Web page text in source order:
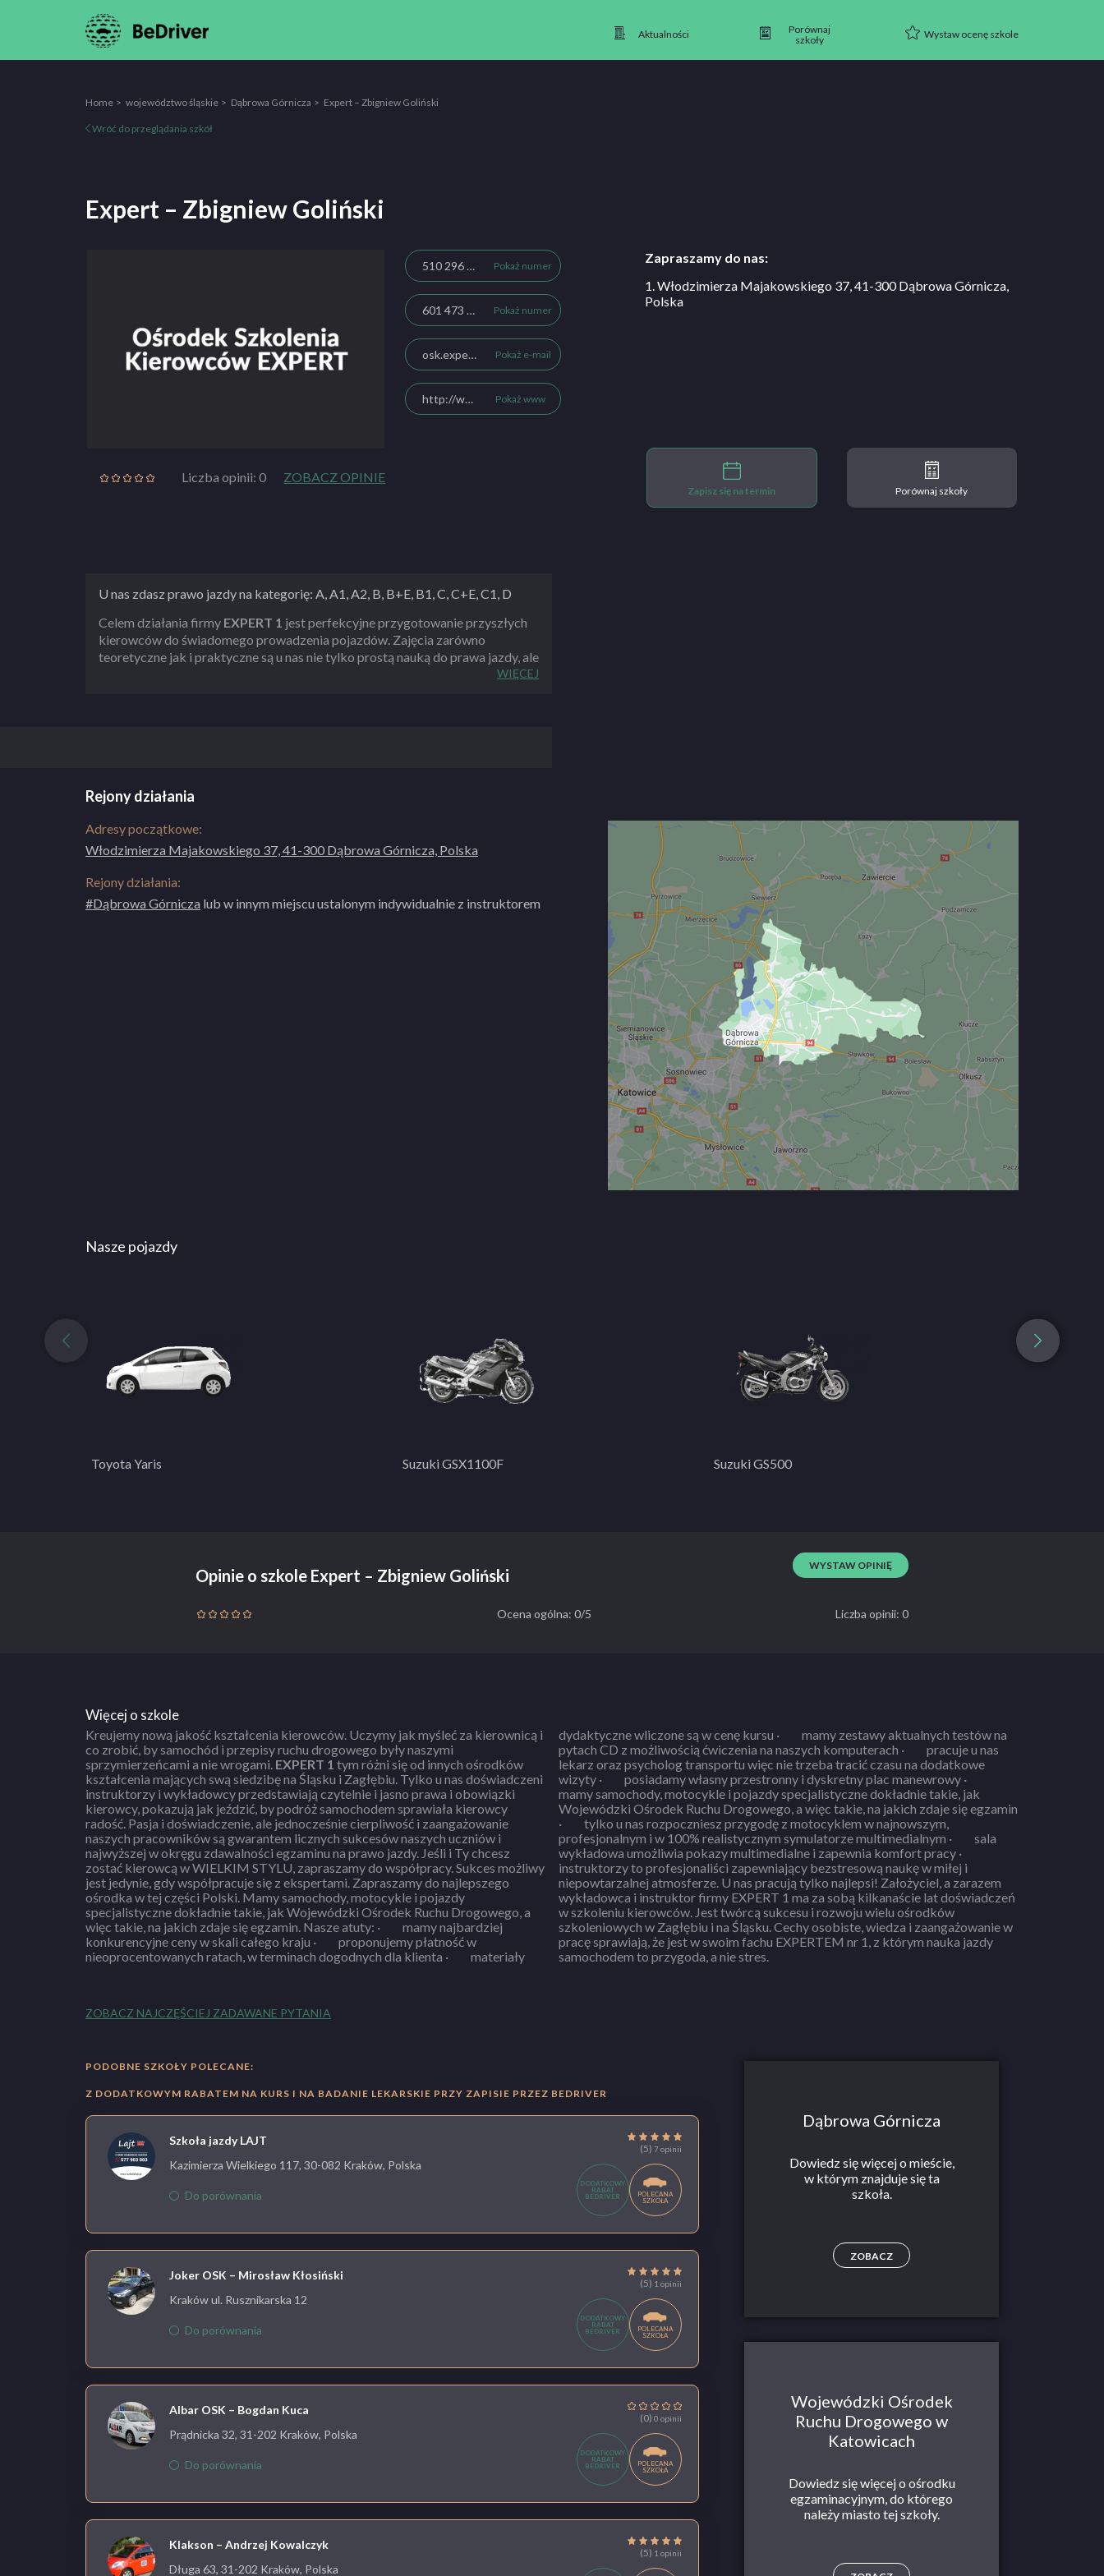
Aktualności
Porównaj
szkoły
Wystaw ocenę szkole
Home województwo śląskie Dąbrowa Górnicza Expert – Zbigniew Goliński
Wróć do przeglądania szkół
Expert – Zbigniew Goliński
Liczba opinii: 0 ZOBACZ OPINIE
510 296 868 Pokaż numer
601 473 559 Pokaż numer
osk.expert1@poczta.fm Pokaż e-mail
http://www.expert1.pl Pokaż www
Zapraszamy do nas:
1. Włodzimierza Majakowskiego 37, 41-300 Dąbrowa Górnicza,
Polska
Zapisz się na termin Porównaj szkoły
U nas zdasz prawo jazdy na kategorię: A, A1, A2, B, B+E, B1, C, C+E, C1, D
Celem działania firmy EXPERT 1 jest perfekcyjne przygotowanie przyszłych
kierowców do świadomego prowadzenia pojazdów. Zajęcia zarówno
teoretyczne jak i praktyczne są u nas nie tylko prostą nauką do prawa jazdy, ale
przede wszystkim drogą do pasji, jaką może być prowadzenie pojazdu. Każdy
WIĘCEJ
Rejony działania
Adresy początkowe:
Włodzimierza Majakowskiego 37, 41-300 Dąbrowa Górnicza, Polska
Rejony działania:
#Dąbrowa Górnicza lub w innym miejscu ustalonym indywidualnie z instruktorem
Nasze pojazdy
Toyota Yaris Suzuki GSX1100F Suzuki GS500
Opinie o szkole Expert – Zbigniew Goliński
WYSTAW OPINIĘ
Ocena ogólna: 0/5 Liczba opinii: 0
Więcej o szkole
Kreujemy nową jakość kształcenia kierowców. Uczymy jak myśleć za kierownicą i
co zrobić, by samochód i przepisy ruchu drogowego były naszymi
sprzymierzeńcami a nie wrogami. EXPERT 1 tym różni się od innych ośrodków
kształcenia mających swą siedzibę na Śląsku i Zagłębiu. Tylko u nas doświadczeni
instruktorzy i wykładowcy przedstawiają czytelnie i jasno prawa i obowiązki
kierowcy, pokazują jak jeździć, by podróż samochodem sprawiała kierowcy
radość. Pasja i doświadczenie, ale jednocześnie cierpliwość i zaangażowanie
naszych pracowników są gwarantem licznych sukcesów naszych uczniów i
najwyższej w okręgu zdawalności egzaminu na prawo jazdy. Jeśli i Ty chcesz
zostać kierowcą w WIELKIM STYLU, zapraszamy do współpracy. Sukces możliwy
jest jedynie, gdy współpracuje się z ekspertami. Zapraszamy do najlepszego
ośrodka w tej części Polski. Mamy samochody, motocykle i pojazdy
specjalistyczne dokładnie takie, jak Wojewódzki Ośrodek Ruchu Drogowego, a
więc takie, na jakich zdaje się egzamin. Nasze atuty: · mamy najbardziej
konkurencyjne ceny w skali całego kraju · proponujemy płatność w
nieoprocentowanych ratach, w terminach dogodnych dla klienta · materiały
dydaktyczne wliczone są w cenę kursu · mamy zestawy aktualnych testów na
pytach CD z możliwością ćwiczenia na naszych komputerach · pracuje u nas
lekarz oraz psycholog transportu więc nie trzeba tracić czasu na dodatkowe
wizyty · posiadamy własny przestronny i dyskretny plac manewrowy ·
mamy samochody, motocykle i pojazdy specjalistyczne dokładnie takie, jak
Wojewódzki Ośrodek Ruchu Drogowego, a więc takie, na jakich zdaje się egzamin
· tylko u nas rozpoczniesz przygodę z motocyklem w najnowszym,
profesjonalnym i w 100% realistycznym symulatorze multimedialnym · sala
wykładowa umożliwia pokazy multimedialne i zapewnia komfort pracy ·
instruktorzy to profesjonaliści zapewniający bezstresową naukę w miłej i
niepowtarzalnej atmosferze. U nas pracują tylko najlepsi! Założyciel, a zarazem
wykładowca i instruktor firmy EXPERT 1 ma za sobą kilkanaście lat doświadczeń
w szkoleniu kierowców. Jest twórcą sukcesu i rozwoju wielu ośrodków
szkoleniowych w Zagłębiu i na Śląsku. Cechy osobiste, wiedza i zaangażowanie w
pracę sprawiają, że jest w swoim fachu EXPERTEM nr 1, z którym nauka jazdy
samochodem to przygoda, a nie stres.
ZOBACZ NAJCZĘŚCIEJ ZADAWANE PYTANIA
PODOBNE SZKOŁY POLECANE:
Z DODATKOWYM RABATEM NA KURS I NA BADANIE LEKARSKIE PRZY ZAPISIE PRZEZ BEDRIVER
Szkoła jazdy LAJT
(5) 7 opinii
Kazimierza Wielkiego 117, 30-082 Kraków, Polska
Do porównania
DODATKOWY
RABAT
BEDRIVER
POLECANA
SZKOŁA
Joker OSK – Mirosław Kłosiński
(5) 1 opinii
Kraków ul. Rusznikarska 12
Do porównania
DODATKOWY
RABAT
BEDRIVER
POLECANA
SZKOŁA
Albar OSK – Bogdan Kuca
(0) 0 opinii
Prądnicka 32, 31-202 Kraków, Polska
Do porównania
DODATKOWY
RABAT
BEDRIVER
POLECANA
SZKOŁA
Klakson – Andrzej Kowalczyk
(5) 1 opinii
Długa 63, 31-202 Kraków, Polska
Dąbrowa Górnicza
Dowiedz się więcej o mieście,
w którym znajduje się ta
szkoła.
ZOBACZ
Wojewódzki Ośrodek
Ruchu Drogowego w
Katowicach
Dowiedz się więcej o ośrodku
egzaminacyjnym, do którego
należy miasto tej szkoły.